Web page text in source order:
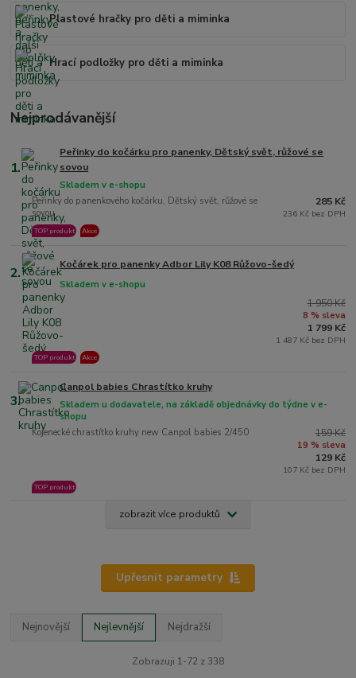
Plastové hračky pro děti a miminka
Hrací podložky pro děti a miminka
Nejprodávanější
1.
Peřinky do kočárku pro panenky, Dětský svět, růžové se
sovou
Peřinky do panenkového kočárku, Dětský svět, růžové se
sovou
Skladem v e-shopu
TOP produkt Akce
285 Kč
236 Kč bez DPH
2. Kočárek pro panenky Adbor Lily K08 Růžovo-šedý
Skladem v e-shopu
TOP produkt Akce
1 950 Kč
8 % sleva
1 799 Kč
1 487 Kč bez DPH
3.
Canpol babies Chrastítko kruhy
Kojenecké chrastítko kruhy new Canpol babies 2/450
Skladem u dodavatele, na základě objednávky do týdne v e-
shopu
TOP produkt
159 Kč
19 % sleva
129 Kč
107 Kč bez DPH
zobrazit více produktů
Upřesnit parametry
Nejnovější Nejlevnější Nejdražší
Zobrazuji 1-72 z 338